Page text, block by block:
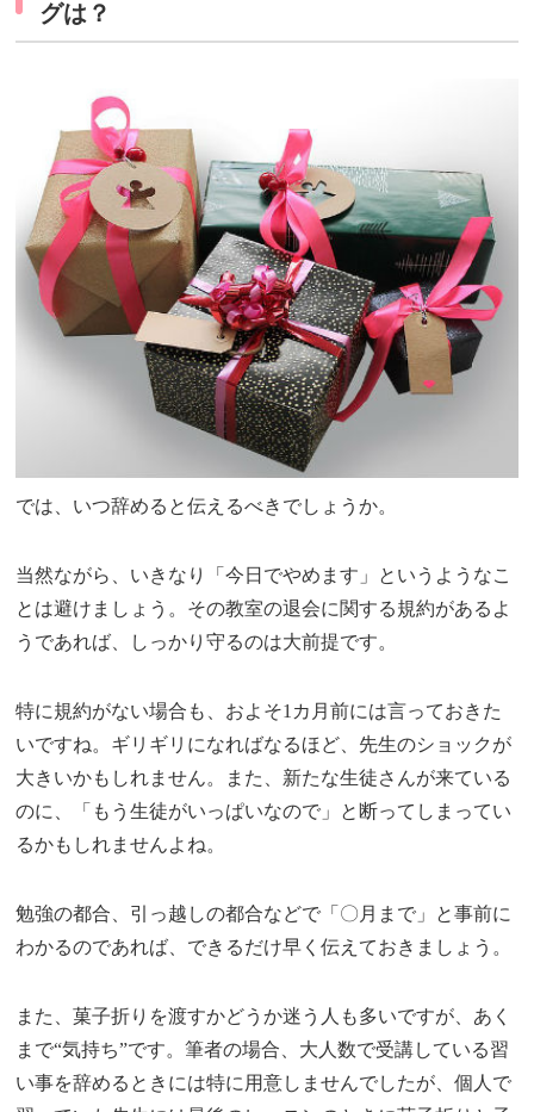
グは？
では、いつ辞めると伝えるべきでしょうか。
当然ながら、いきなり「今日でやめます」というようなこ
とは避けましょう。その教室の退会に関する規約があるよ
うであれば、しっかり守るのは大前提です。
特に規約がない場合も、およそ1カ月前には言っておきた
いですね。ギリギリになればなるほど、先生のショックが
大きいかもしれません。また、新たな生徒さんが来ている
のに、「もう生徒がいっぱいなので」と断ってしまってい
るかもしれませんよね。
勉強の都合、引っ越しの都合などで「〇月まで」と事前に
わかるのであれば、できるだけ早く伝えておきましょう。
また、菓子折りを渡すかどうか迷う人も多いですが、あく
まで“気持ち”です。筆者の場合、大人数で受講している習
い事を辞めるときには特に用意しませんでしたが、個人で